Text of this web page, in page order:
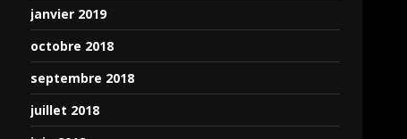
janvier 2019
octobre 2018
septembre 2018
juillet 2018